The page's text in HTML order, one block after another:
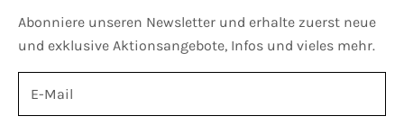
Abonniere unseren Newsletter und erhalte zuerst neue
und exklusive Aktionsangebote, Infos und vieles mehr.